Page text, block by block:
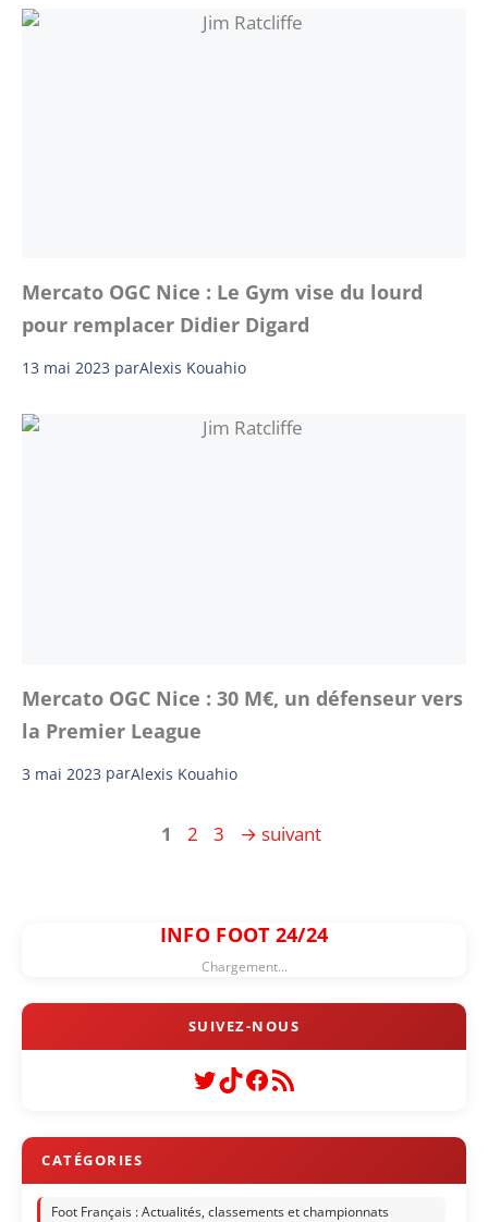
Mercato OGC Nice : Le Gym vise du lourd
pour remplacer Didier Digard
13 mai 2023 parAlexis Kouahio
Mercato OGC Nice : 30 M€, un défenseur vers
la Premier League
3 mai 2023 parAlexis Kouahio
Page
1 Page
2 Page
3 → suivant
INFO FOOT 24/24
Chargement...
Twitter
TikTok
Facebook
Flux RSS
Foot Français : Actualités, classements et championnats